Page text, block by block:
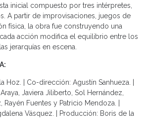
inicial compuesto por tres intérpretes,
A partir de improvisaciones, juegos de
física, la obra fue construyendo una
acción modifica el equilibrio entre los
jerarquías en escena.
Hoz. | Co-dirección: Agustín Sanhueza. |
Javiera Jiliberto, Sol Hernández,
Rayén Fuentes y Patricio Mendoza. |
Vásquez. | Producción: Boris de la